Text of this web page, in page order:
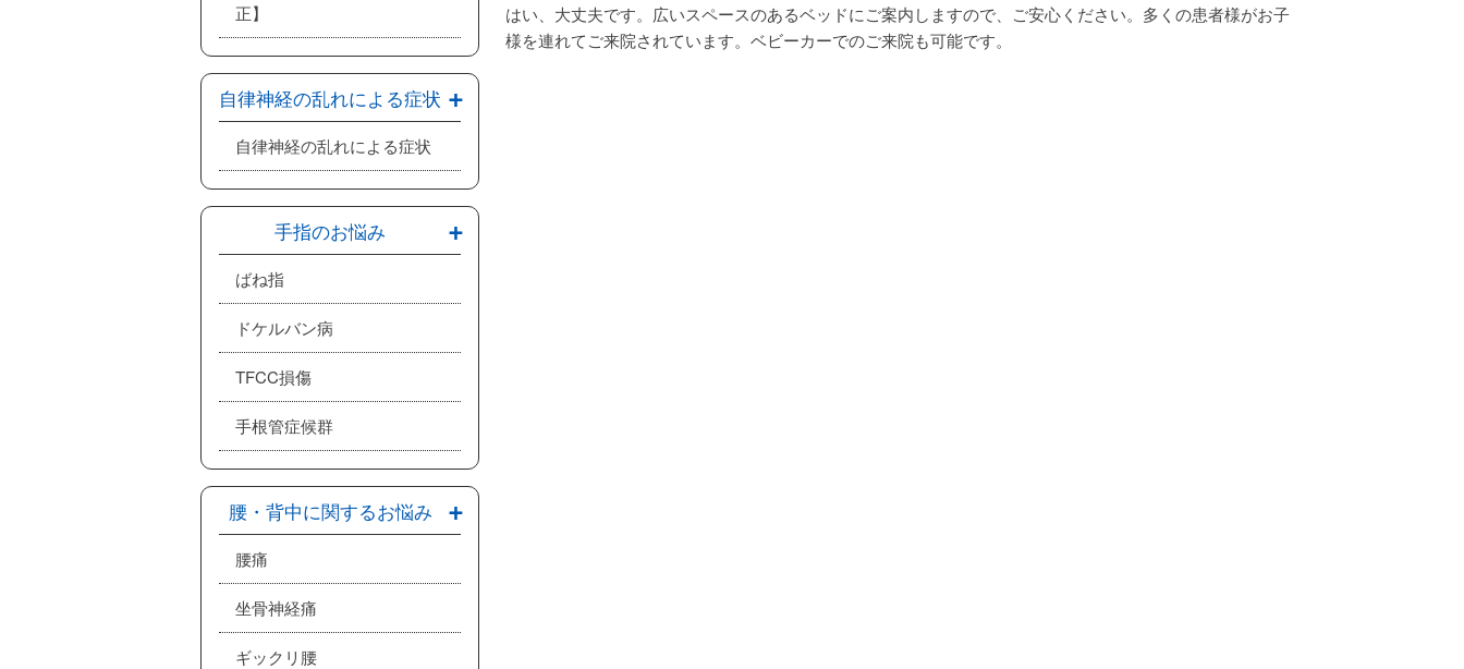
はい、大丈夫です。広いスペースのあるベッドにご案内しますので、ご安心ください。多くの患者様がお子
様を連れてご来院されています。ベビーカーでのご来院も可能です。
正】
自律神経の乱れによる症状
自律神経の乱れによる症状
手指のお悩み
ばね指
ドケルバン病
TFCC損傷
手根管症候群
腰・背中に関するお悩み
腰痛
坐骨神経痛
ギックリ腰